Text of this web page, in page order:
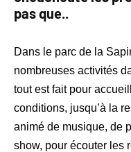
pas que..
Dans le parc de la
nombreuses activités
tout est fait pour
conditions, jusqu’à la
animé de musique, de
show, pour écouter les